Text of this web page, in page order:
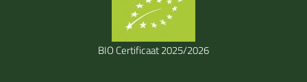
BIO Certificaat 2025/2026